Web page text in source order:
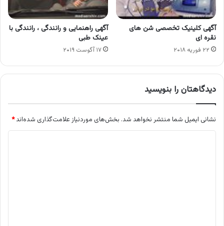
آگهی کلینیک تخصصی شن های
نقره ای
۲۲ فوریه ۲۰۱۸
آگهی راهنمایی و رانندگی ، رانندگی با
عینک طبی
۱۷ آگوست ۲۰۱۹
دیدگاهتان را بنویسید
نشانی ایمیل شما منتشر نخواهد شد. بخش‌های موردنیاز علامت‌گذاری شده‌اند*